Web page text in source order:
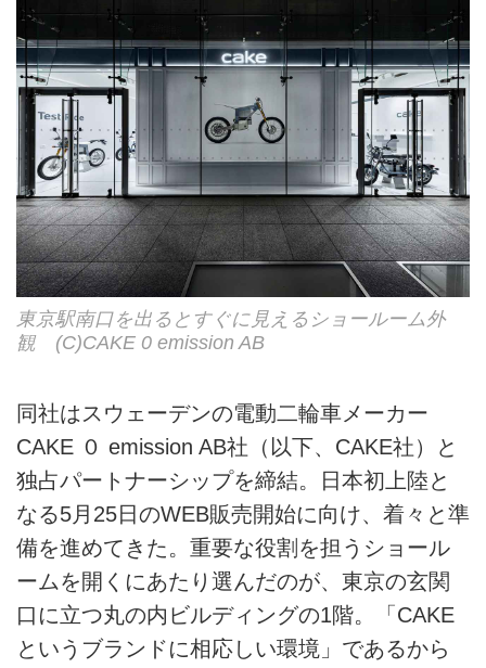
東京駅南口を出るとすぐに見えるショールーム外
観 (C)CAKE 0 emission AB
同社はスウェーデンの電動二輪車メーカー
CAKE ０ emission AB社（以下、CAKE社）と
独占パートナーシップを締結。日本初上陸と
なる5月25日のWEB販売開始に向け、着々と準
備を進めてきた。重要な役割を担うショール
ームを開くにあたり選んだのが、東京の玄関
口に立つ丸の内ビルディングの1階。「CAKE
というブランドに相応しい環境」であるから